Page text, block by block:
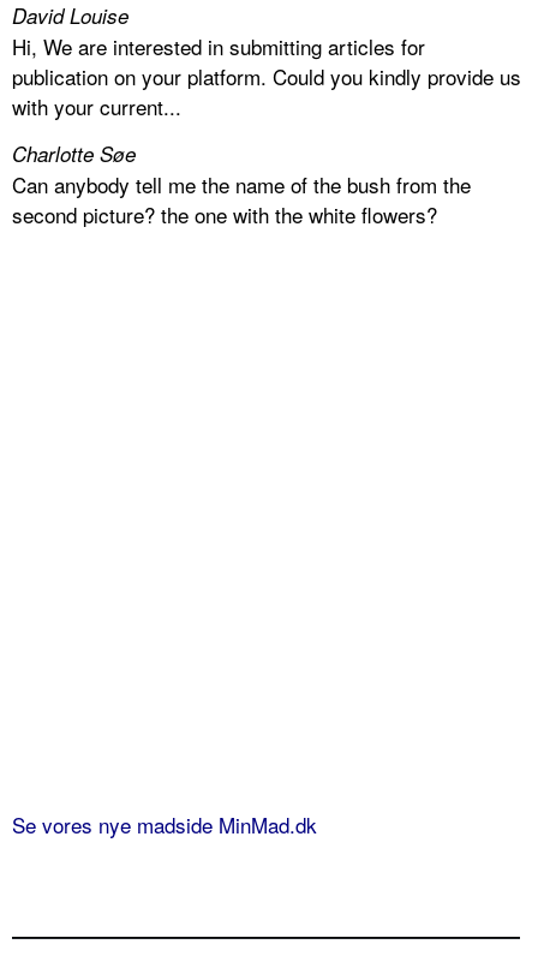
David Louise
Hi, We are interested in submitting articles for
publication on your platform. Could you kindly provide us
with your current...
Charlotte Søe
Can anybody tell me the name of the bush from the
second picture? the one with the white flowers?
Se vores nye madside MinMad.dk